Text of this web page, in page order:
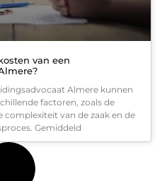
van een
Almere kunnen
factoren, zoals de
complexiteit van de zaak en de
Gemiddeld